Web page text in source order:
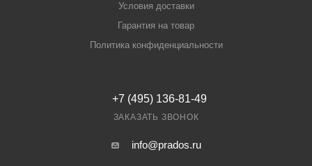
Условия доставки
Гарантия на товар
Политика конфиденциальности
+7 (495) 136-81-49
ЗАКАЗАТЬ ЗВОНОК
info@prados.ru